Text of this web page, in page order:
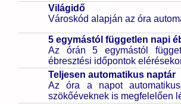
Világidő
Városkód alapján az óra
5 egymástól független napi
Az órán 5 egymástól
ébresztési időpontok
Teljesen automatikus naptár
Az óra a napot
szökőéveknek is megfelelően